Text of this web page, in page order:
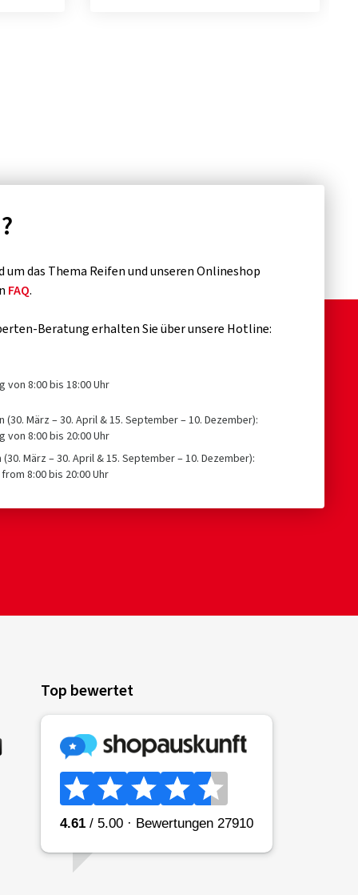
das Thema Reifen und unseren Onlineshop
FAQ.
Beratung erhalten Sie über unsere Hotline:
von 8:00 bis 18:00 Uhr
(30. März – 30. April & 15. September – 10. Dezember):
von 8:00 bis 20:00 Uhr
März – 30. April & 15. September – 10. Dezember):
8:00 bis 20:00 Uhr
Top bewertet